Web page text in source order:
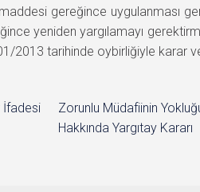
gereğince uygulanması
yeniden yargılamayı
2013 tarihinde oybirliğiyle karar
İfadesi
Zorunlu Müdafiinin
Hakkında Yargıtay Kararı